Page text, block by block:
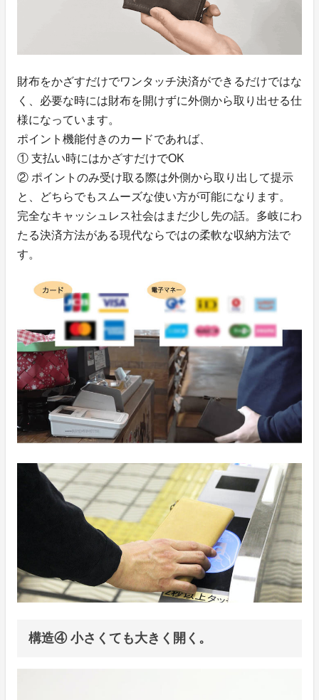
財布をかざすだけでワンタッチ決済ができるだけではな
く、必要な時には財布を開けずに外側から取り出せる仕
様になっています。
ポイント機能付きのカードであれば、
① 支払い時にはかざすだけでOK
② ポイントのみ受け取る際は外側から取り出して提示
と、どちらでもスムーズな使い方が可能になります。
完全なキャッシュレス社会はまだ少し先の話。多岐にわ
たる決済方法がある現代ならではの柔軟な収納方法で
す。
構造④ 小さくても大きく開く。